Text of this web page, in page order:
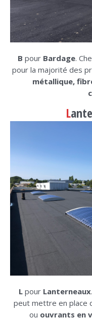
B pour Bardage.
pour la majorité des
métallique,
L
L pour Lanterneaux
peut mettre en place
ou ouvrants en